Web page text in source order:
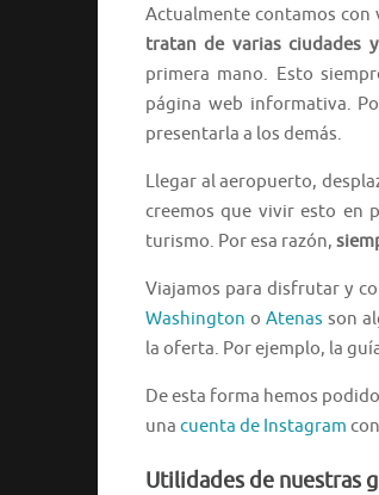
Actualmente contamos con
tratan de varias ciudades
primera mano. Esto
página web informativa.
presentarla a los demás.
Llegar al aeropuerto,
creemos que vivir esto en
turismo. Por esa razón,
Viajamos para disfrutar y
Washington o Atenas son
la oferta. Por ejemplo, la
De esta forma hemos
una cuenta de Instagram
Utilidades de nuestras